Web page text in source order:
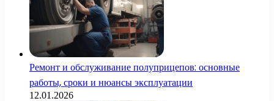
Ремонт и обслуживание полуприцепов: основные
работы, сроки и нюансы эксплуатации
12.01.2026